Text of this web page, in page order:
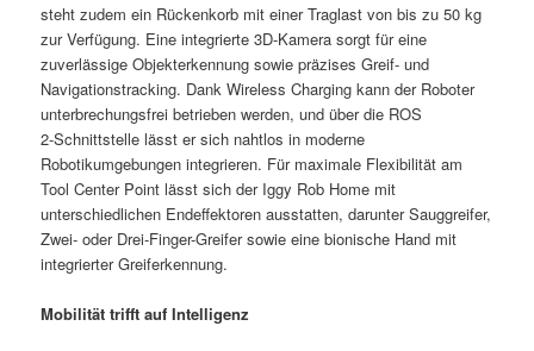
steht zudem ein Rückenkorb mit einer Traglast von bis zu 50 kg
zur Verfügung. Eine integrierte 3D-Kamera sorgt für eine
zuverlässige Objekterkennung sowie präzises Greif- und
Navigationstracking. Dank Wireless Charging kann der Roboter
unterbrechungsfrei betrieben werden, und über die ROS
2‑Schnittstelle lässt er sich nahtlos in moderne
Robotikumgebungen integrieren. Für maximale Flexibilität am
Tool Center Point lässt sich der Iggy Rob Home mit
unterschiedlichen Endeffektoren ausstatten, darunter Sauggreifer,
Zwei- oder Drei-Finger-Greifer sowie eine bionische Hand mit
integrierter Greiferkennung.
Mobilität trifft auf Intelligenz